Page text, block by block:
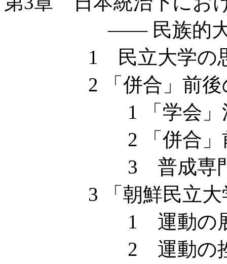
—— 民族的大学
1 民立大学の思
2 「併合」前後の
1 「学会」
2 「併合」前後
3 普成専門学
3 「朝鮮民立大学
1 運動の展
2 運動の挫